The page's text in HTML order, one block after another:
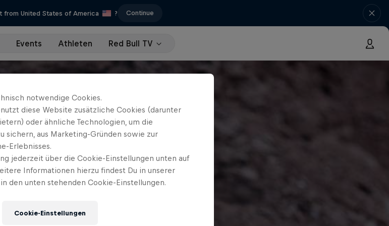
from United States of America ? Continue
Events Athleten Red Bull TV
notwendige Cookies.
diese Website zusätzliche Cookies (darunter
oder ähnliche Technologien, um die
sichern, aus Marketing-Gründen sowie zur
Erlebnisses.
jederzeit über die Cookie-Einstellungen unten auf
Informationen hierzu findest Du in unserer
den unten stehenden Cookie-Einstellungen.
Cookie-Einstellungen